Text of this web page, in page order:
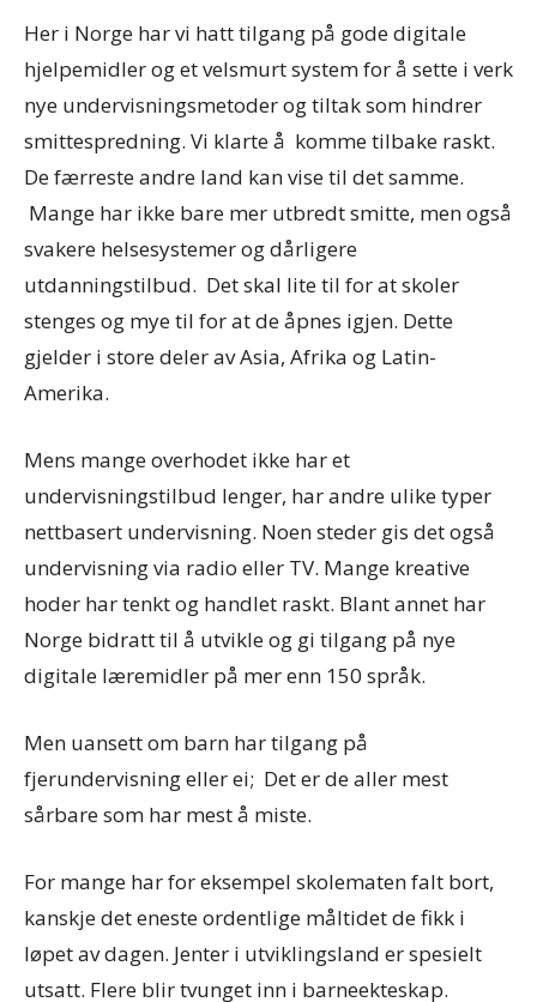
Her i Norge har vi hatt tilgang på gode digitale
hjelpemidler og et velsmurt system for å sette i verk
nye undervisningsmetoder og tiltak som hindrer
smittespredning. Vi klarte å komme tilbake raskt.
De færreste andre land kan vise til det samme.
Mange har ikke bare mer utbredt smitte, men også
svakere helsesystemer og dårligere
utdanningstilbud. Det skal lite til for at skoler
stenges og mye til for at de åpnes igjen. Dette
gjelder i store deler av Asia, Afrika og Latin-
Amerika.
Mens mange overhodet ikke har et
undervisningstilbud lenger, har andre ulike typer
nettbasert undervisning. Noen steder gis det også
undervisning via radio eller TV. Mange kreative
hoder har tenkt og handlet raskt. Blant annet har
Norge bidratt til å utvikle og gi tilgang på nye
digitale læremidler på mer enn 150 språk.
Men uansett om barn har tilgang på
fjerundervisning eller ei; Det er de aller mest
sårbare som har mest å miste.
For mange har for eksempel skolematen falt bort,
kanskje det eneste ordentlige måltidet de fikk i
løpet av dagen. Jenter i utviklingsland er spesielt
utsatt. Flere blir tvunget inn i barneekteskap.